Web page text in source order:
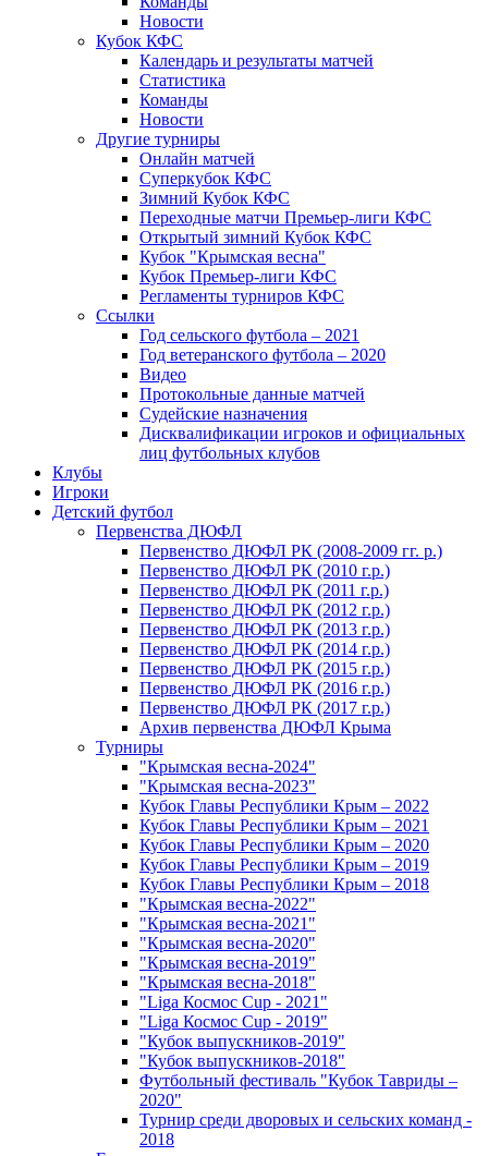
Новости
Кубок КФС
Календарь и результаты матчей
Статистика
Команды
Новости
Другие турниры
Онлайн матчей
Суперкубок КФС
Зимний Кубок КФС
Переходные матчи Премьер-лиги КФС
Открытый зимний Кубок КФС
Кубок "Крымская весна"
Кубок Премьер-лиги КФС
Регламенты турниров КФС
Ссылки
Год сельского футбола – 2021
Год ветеранского футбола – 2020
Видео
Протокольные данные матчей
Судейские назначения
Дисквалификации игроков и официальных
лиц футбольных клубов
Клубы
Игроки
Детский футбол
Первенства ДЮФЛ
Первенство ДЮФЛ РК (2008-2009 гг. р.)
Первенство ДЮФЛ РК (2010 г.р.)
Первенство ДЮФЛ РК (2011 г.р.)
Первенство ДЮФЛ РК (2012 г.р.)
Первенство ДЮФЛ РК (2013 г.р.)
Первенство ДЮФЛ РК (2014 г.р.)
Первенство ДЮФЛ РК (2015 г.р.)
Первенство ДЮФЛ РК (2016 г.р.)
Первенство ДЮФЛ РК (2017 г.р.)
Архив первенства ДЮФЛ Крыма
Турниры
"Крымская весна-2024"
"Крымская весна-2023"
Кубок Главы Республики Крым – 2022
Кубок Главы Республики Крым – 2021
Кубок Главы Республики Крым – 2020
Кубок Главы Республики Крым – 2019
Кубок Главы Республики Крым – 2018
"Крымская весна-2022"
"Крымская весна-2021"
"Крымская весна-2020"
"Крымская весна-2019"
"Крымская весна-2018"
"Liga Космос Cup - 2021"
"Liga Космос Cup - 2019"
"Кубок выпускников-2019"
"Кубок выпускников-2018"
Футбольный фестиваль "Кубок Тавриды –
2020"
Турнир среди дворовых и сельских команд -
2018